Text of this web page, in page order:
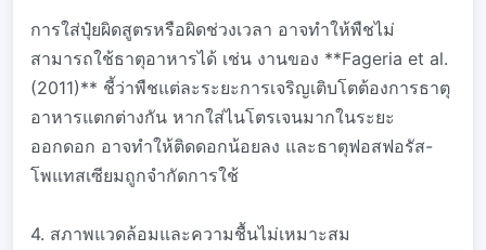
การใส่ปุ๋ยผิดสูตรหรือผิดช่วงเวลา อาจทำให้พืชไม่
สามารถใช้ธาตุอาหารได้ เช่น งานของ **Fageria et al.
(2011)** ชี้ว่าพืชแต่ละระยะการเจริญเติบโตต้องการธาตุ
อาหารแตกต่างกัน หากใส่ไนโตรเจนมากในระยะ
ออกดอก อาจทำให้ติดดอกน้อยลง และธาตุฟอสฟอรัส-
โพแทสเซียมถูกจำกัดการใช้
4. สภาพแวดล้อมและความชื้นไม่เหมาะสม